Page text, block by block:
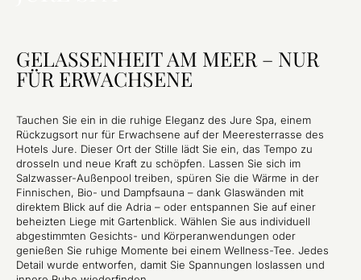
GELASSENHEIT AM MEER – NUR
FÜR ERWACHSENE
Tauchen Sie ein in die ruhige Eleganz des Jure Spa, einem
Rückzugsort nur für Erwachsene auf der Meeresterrasse des
Hotels Jure. Dieser Ort der Stille lädt Sie ein, das Tempo zu
drosseln und neue Kraft zu schöpfen. Lassen Sie sich im
Salzwasser-Außenpool treiben, spüren Sie die Wärme in der
Finnischen, Bio- und Dampfsauna – dank Glaswänden mit
direktem Blick auf die Adria – oder entspannen Sie auf einer
beheizten Liege mit Gartenblick. Wählen Sie aus individuell
abgestimmten Gesichts- und Körperanwendungen oder
genießen Sie ruhige Momente bei einem Wellness-Tee. Jedes
Detail wurde entworfen, damit Sie Spannungen loslassen und